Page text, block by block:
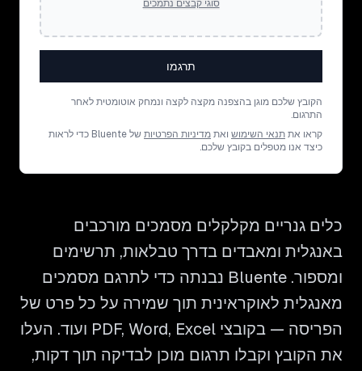
סוגי קבצים נתמכים
תרגמו
הקובץ שלכם מוגן בהצפנה מקצה לקצה ונמחק אוטומטית לאחר
התרגום.
קראו אתתנאי השימוש ואתמדיניות הפרטיות
של Bluente כדי לראות
כיצד אנו מטפלים בקובץ שלכם.
כלים גנריים מקלקלים מסמכים מורכבים
באנגלית ומאבדים בדרך טבלאות, תרשימים
ומספור. Bluente נבנתה כדי לתרגם מסמכים
מאנגלית לאוקראינית תוך שמירה על כל פרט של
הפריסה — בקובצי PDF, Word, Excel ועוד. העלו
את הקובץ וקבלו תרגום מוכן לבדיקה תוך דקות,